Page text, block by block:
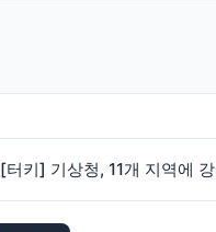
[터키] 기상청, 11개 지역에